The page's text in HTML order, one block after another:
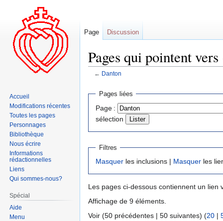
Pages qui pointent vers
← Danton
Aller
navigation
Aller
recherche
Pages liées
Page :
sélection
Filtres
Masquer les inclusions | Masquer les
Les pages ci-dessous contiennent un lien
Affichage de 9 éléments.
Voir (50 précédentes | 50 suivantes) (20 |
Page Discussion
Accueil
Modifications récentes
Toutes les pages
Personnages
Bibliothèque
Nous écrire
Informations
rédactionnelles
Liens
Qui sommes-nous?
Spécial
Aide
Menu